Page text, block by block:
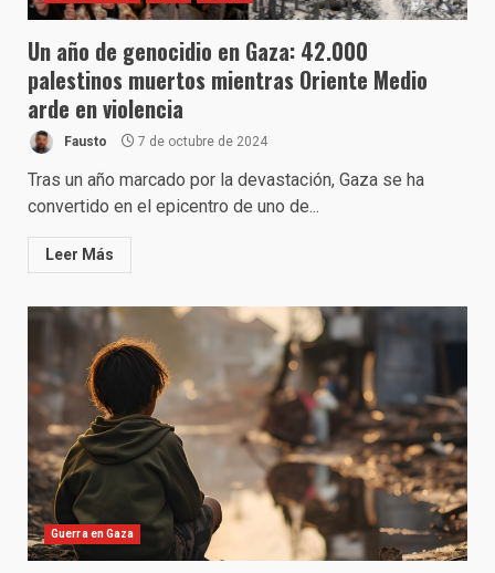
Un año de genocidio en Gaza: 42.000
palestinos muertos mientras Oriente Medio
arde en violencia
Fausto 7 de octubre de 2024
Tras un año marcado por la devastación, Gaza se ha
convertido en el epicentro de uno de...
Leer Más
Guerra en Gaza